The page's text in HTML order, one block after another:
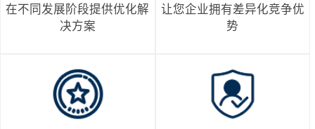
在不同发展阶段提供优化解
决方案
让您企业拥有差异化竞争优
势